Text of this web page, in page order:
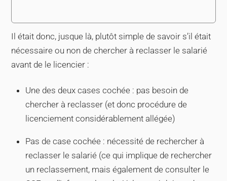
Il était donc, jusque là, plutôt simple de savoir s’il était
nécessaire ou non de chercher à reclasser le salarié
avant de le licencier :
Une des deux cases cochée : pas besoin de
chercher à reclasser (et donc procédure de
licenciement considérablement allégée)
Pas de case cochée : nécessité de rechercher à
reclasser le salarié (ce qui implique de rechercher
un reclassement, mais également de consulter le